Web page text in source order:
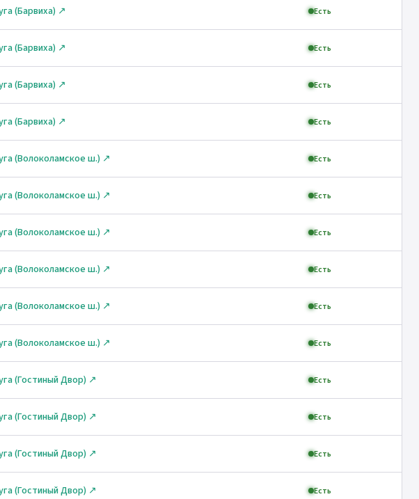
(Барвиха) ↗ Есть
(Барвиха) ↗ Есть
(Барвиха) ↗ Есть
(Барвиха) ↗ Есть
(Волоколамское ш.) ↗ Есть
(Волоколамское ш.) ↗ Есть
(Волоколамское ш.) ↗ Есть
(Волоколамское ш.) ↗ Есть
(Волоколамское ш.) ↗ Есть
(Волоколамское ш.) ↗ Есть
(Гостиный Двор) ↗ Есть
(Гостиный Двор) ↗ Есть
(Гостиный Двор) ↗ Есть
(Гостиный Двор) ↗ Есть